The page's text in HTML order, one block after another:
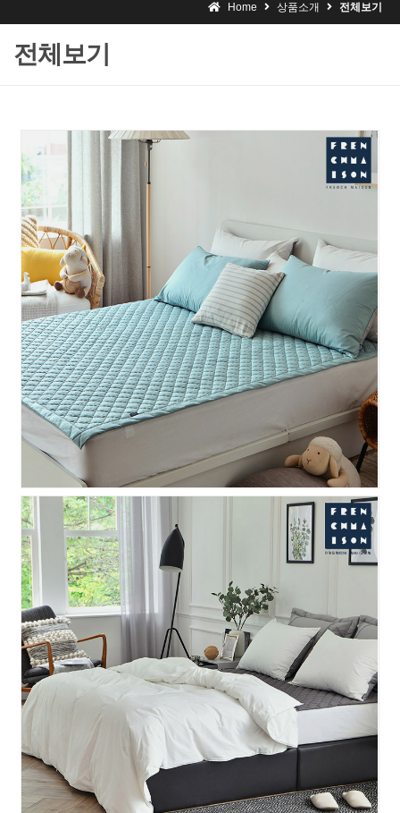
Home 상품소개 전체보기
전체보기
프리모 양모 패드 - 민트
프라임 구스 이불커버 - 화..